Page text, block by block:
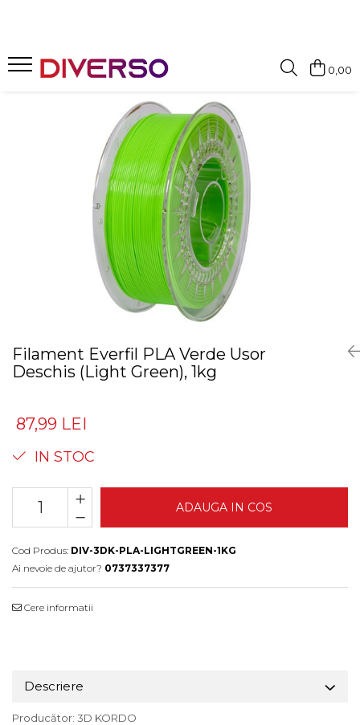
MULTIMATERIAL
0,00
Filament Everfil PLA Verde Usor
Deschis (Light Green), 1kg
87,99 LEI
IN STOC
ADAUGA IN COS
Cod Produs: DIV-3DK-PLA-LIGHTGREEN-1KG
Ai nevoie de ajutor? 0737337377
Cere informatii
Descriere
Producător: 3D KORDO